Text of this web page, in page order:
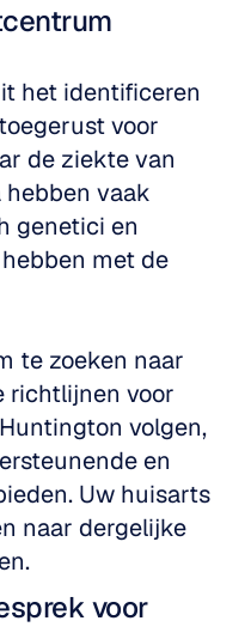
het identificeren
voor
de ziekte van
vaak
genetici en
met de
te zoeken naar
richtlijnen voor
volgen,
en
Uw huisarts
naar dergelijke
voor